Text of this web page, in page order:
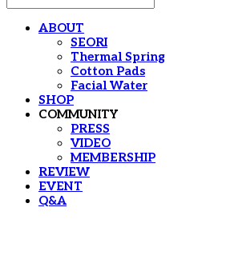
ABOUT
SEORI
Thermal Spring
Cotton Pads
Facial Water
SHOP
COMMUNITY
PRESS
VIDEO
MEMBERSHIP
REVIEW
EVENT
Q&A